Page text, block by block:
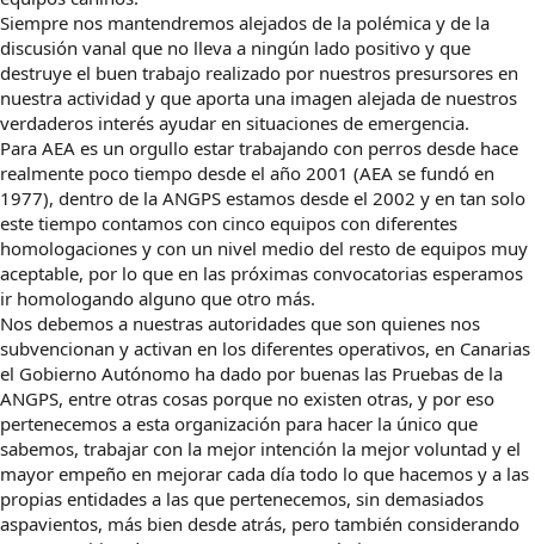
Siempre nos mantendremos alejados de la polémica y de la
discusión vanal que no lleva a ningún lado positivo y que
destruye el buen trabajo realizado por nuestros presursores en
nuestra actividad y que aporta una imagen alejada de nuestros
verdaderos interés ayudar en situaciones de emergencia.
Para AEA es un orgullo estar trabajando con perros desde hace
realmente poco tiempo desde el año 2001 (AEA se fundó en
1977), dentro de la ANGPS estamos desde el 2002 y en tan solo
este tiempo contamos con cinco equipos con diferentes
homologaciones y con un nivel medio del resto de equipos muy
aceptable, por lo que en las próximas convocatorias esperamos
ir homologando alguno que otro más.
Nos debemos a nuestras autoridades que son quienes nos
subvencionan y activan en los diferentes operativos, en Canarias
el Gobierno Autónomo ha dado por buenas las Pruebas de la
ANGPS, entre otras cosas porque no existen otras, y por eso
pertenecemos a esta organización para hacer la único que
sabemos, trabajar con la mejor intención la mejor voluntad y el
mayor empeño en mejorar cada día todo lo que hacemos y a las
propias entidades a las que pertenecemos, sin demasiados
aspavientos, más bien desde atrás, pero también considerando